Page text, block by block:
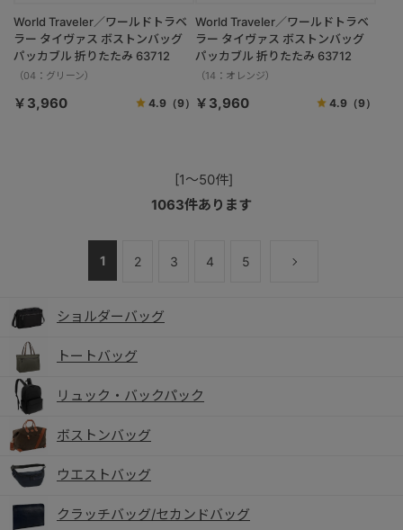
World Traveler／ワールドトラベ
ラー タイヴァス ボストンバッグ
パッカブル 折りたたみ 63712
（04：グリーン）
￥3,960 4.9（9）
World Traveler／ワールドトラベ
ラー タイヴァス ボストンバッグ
パッカブル 折りたたみ 63712
（14：オレンジ）
￥3,960 4.9 （9）
[1～50件]
1063件あります
1 2 3 4 5
ショルダーバッグ
トートバッグ
リュック・バックパック
ボストンバッグ
ウエストバッグ
クラッチバッグ/セカンドバッグ